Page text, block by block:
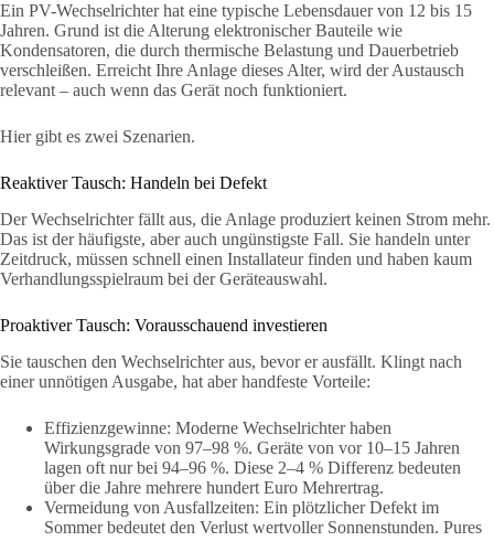
Ein PV-Wechselrichter hat eine typische Lebensdauer von 12 bis 15
Jahren. Grund ist die Alterung elektronischer Bauteile wie
Kondensatoren, die durch thermische Belastung und Dauerbetrieb
verschleißen. Erreicht Ihre Anlage dieses Alter, wird der Austausch
relevant – auch wenn das Gerät noch funktioniert.
Hier gibt es zwei Szenarien.
Reaktiver Tausch: Handeln bei Defekt
Der Wechselrichter fällt aus, die Anlage produziert keinen Strom mehr.
Das ist der häufigste, aber auch ungünstigste Fall. Sie handeln unter
Zeitdruck, müssen schnell einen Installateur finden und haben kaum
Verhandlungsspielraum bei der Geräteauswahl.
Proaktiver Tausch: Vorausschauend investieren
Sie tauschen den Wechselrichter aus, bevor er ausfällt. Klingt nach
einer unnötigen Ausgabe, hat aber handfeste Vorteile:
Effizienzgewinne: Moderne Wechselrichter haben
Wirkungsgrade von 97–98 %. Geräte von vor 10–15 Jahren
lagen oft nur bei 94–96 %. Diese 2–4 % Differenz bedeuten
über die Jahre mehrere hundert Euro Mehrertrag.
Vermeidung von Ausfallzeiten: Ein plötzlicher Defekt im
Sommer bedeutet den Verlust wertvoller Sonnenstunden. Pures